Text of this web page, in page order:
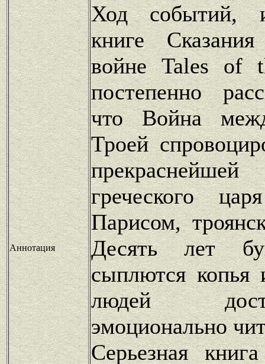
Аннотация
Ход событий,
книге
войне Tales of
постепенно
что Война
Троей
греческого
Парисом,
Десять лет
сыплются
людей
эмоционально
Серьезная